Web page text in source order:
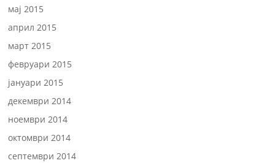
мај 2015
април 2015
март 2015
февруари 2015
јануари 2015
декември 2014
ноември 2014
октомври 2014
септември 2014